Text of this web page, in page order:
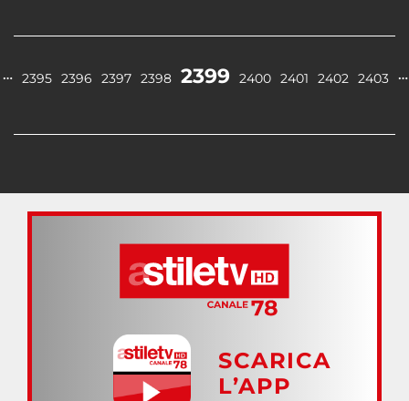
… 2395 2396 2397 2398 2399 2400 2401 2402 2403 …
SCARICA
L’APP